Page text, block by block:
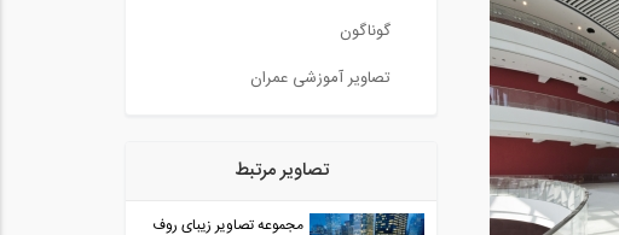
گوناگون
تصاویر آموزشی عمران
تصاویر مرتبط
مجموعه تصاویر زیبای روف